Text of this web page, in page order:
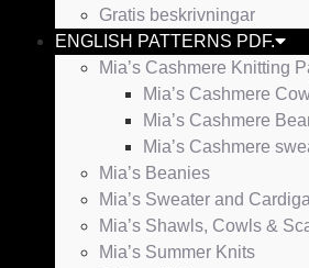
Gratis beskrivningar
ENGLISH PATTERNS PDF.
Mia’s Cashmere Knitting
Mia’s Cashmere
Mia’s Cashmere
Mia’s Cashmere
Mia’s Beanies
Mia’s Sweater and
Mia’s Shawls, Cowls &
Mia’s Summer Knits